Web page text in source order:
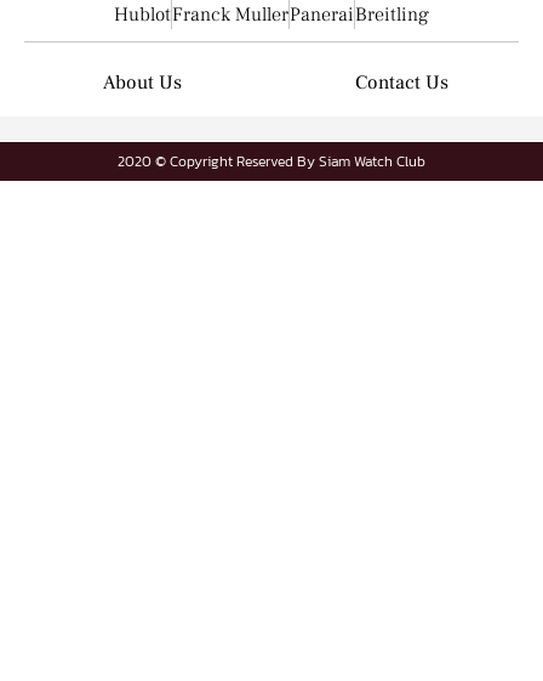
HublotFranck MullerPaneraiBreitling
About Us Contact Us
2020 © Copyright Reserved By Siam Watch Club